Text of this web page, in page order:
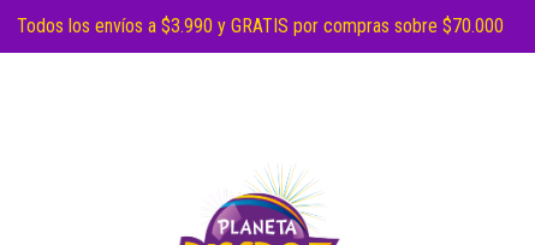
Todos los envíos a $3.990 y GRATIS por compras sobre $70.000